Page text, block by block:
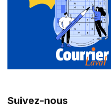
Suivez-nous